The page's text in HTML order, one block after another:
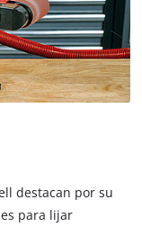
destacan por su
para lijar